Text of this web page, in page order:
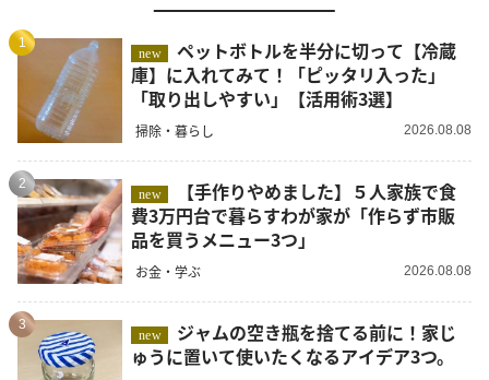
1
new
ペットボトルを半分に切って【冷蔵
庫】に入れてみて！「ピッタリ入った」
「取り出しやすい」【活用術3選】
掃除・暮らし 2026.08.08
2
new
費3万円台で暮らすわが家が「作らず市販
品を買うメニュー3つ」
お金・学ぶ 2026.08.08
3
new
ゅうに置いて使いたくなるアイデア3つ。